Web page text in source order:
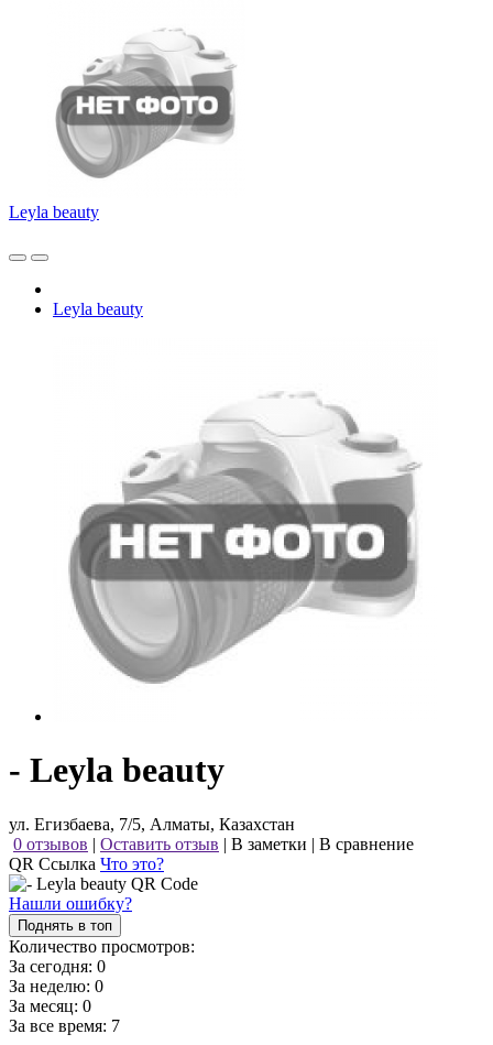
Leyla beauty
Leyla beauty
- Leyla beauty
ул. Егизбаева, 7/5, Алматы, Казахстан
0 отзывов | Оставить отзыв | В заметки | В сравнение
QR Ссылка Что это?
Нашли ошибку?
Поднять в топ
Количество просмотров:
За сегодня: 0
За неделю: 0
За месяц: 0
За все время: 7